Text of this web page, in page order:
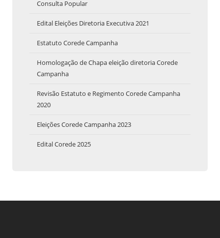
Consulta Popular
Edital Eleições Diretoria Executiva 2021
Estatuto Corede Campanha
Homologação de Chapa eleição diretoria Corede
Campanha
Revisão Estatuto e Regimento Corede Campanha
2020
Eleições Corede Campanha 2023
Edital Corede 2025